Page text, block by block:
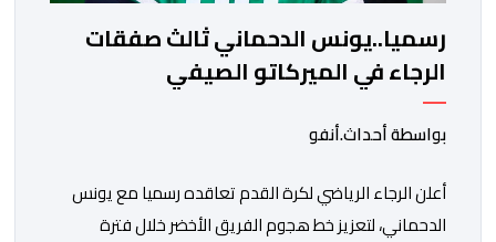
رسميا..يونس الدحماني ثالث صفقات
الرجاء في الميركاتو الصيفي
بواسطة أحداث.أنفو
أعلن الرجاء الرياضي لكرة القدم تعاقده رسميا مع يونس
الدحماني، لتعزيز خط هجوم الفريق الأخضر خلال فترة